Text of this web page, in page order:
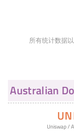
所有统计数据
Australian
Uniswap/